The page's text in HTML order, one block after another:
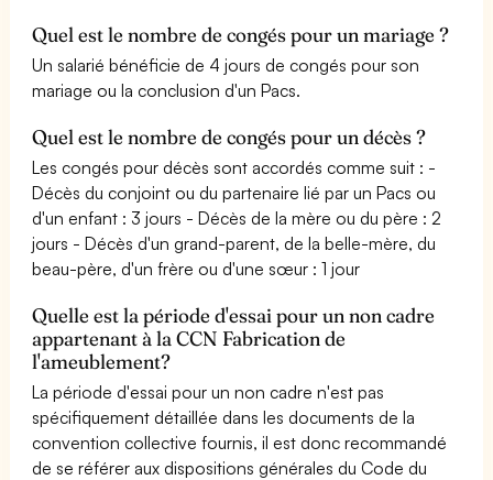
Quel est le nombre de congés pour un mariage ?
Un salarié bénéficie de 4 jours de congés pour son
mariage ou la conclusion d'un Pacs.
Quel est le nombre de congés pour un décès ?
Les congés pour décès sont accordés comme suit : -
Décès du conjoint ou du partenaire lié par un Pacs ou
d'un enfant : 3 jours - Décès de la mère ou du père : 2
jours - Décès d'un grand-parent, de la belle-mère, du
beau-père, d'un frère ou d'une sœur : 1 jour
Quelle est la période d'essai pour un non cadre
appartenant à la CCN Fabrication de
l'ameublement?
La période d'essai pour un non cadre n'est pas
spécifiquement détaillée dans les documents de la
convention collective fournis, il est donc recommandé
de se référer aux dispositions générales du Code du